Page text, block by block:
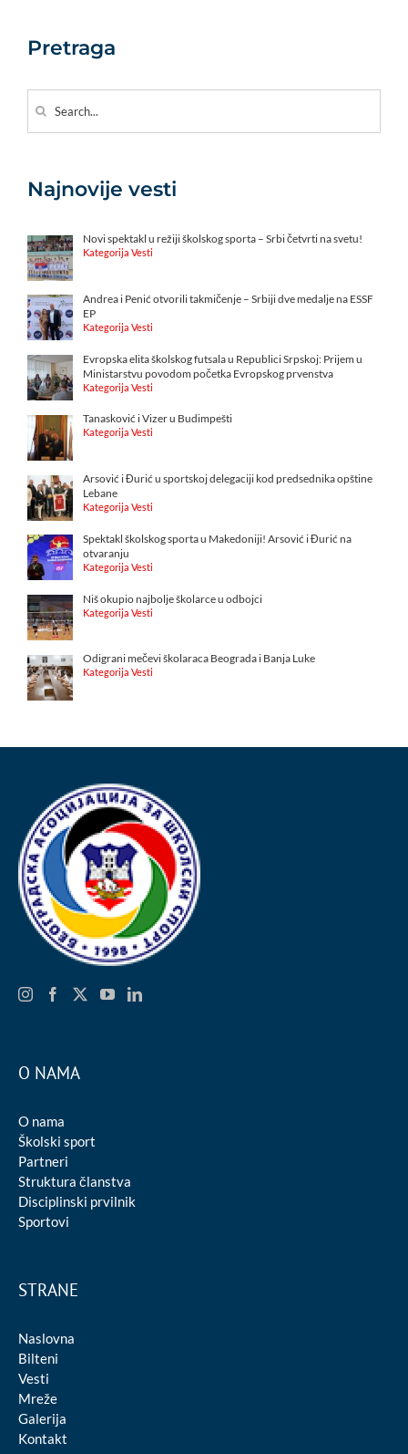
Pretraga
for:
Najnovije vesti
Novi spektakl u režiji školskog sporta – Srbi četvrti na svetu!
Kategorija Vesti
Andrea i Penić otvorili takmičenje – Srbiji dve medalje na ESSF
EP
Kategorija Vesti
Evropska elita školskog futsala u Republici Srpskoj: Prijem u
Ministarstvu povodom početka Evropskog prvenstva
Kategorija Vesti
Tanasković i Vizer u Budimpešti
Kategorija Vesti
Arsović i Đurić u sportskoj delegaciji kod predsednika opštine
Lebane
Kategorija Vesti
Spektakl školskog sporta u Makedoniji! Arsović i Đurić na
otvaranju
Kategorija Vesti
Niš okupio najbolje školarce u odbojci
Kategorija Vesti
Odigrani mečevi školaraca Beograda i Banja Luke
Kategorija Vesti
O NAMA
O nama
Školski sport
Partneri
Struktura članstva
Disciplinski prvilnik
Sportovi
STRANE
Naslovna
Bilteni
Vesti
Mreže
Galerija
Kontakt